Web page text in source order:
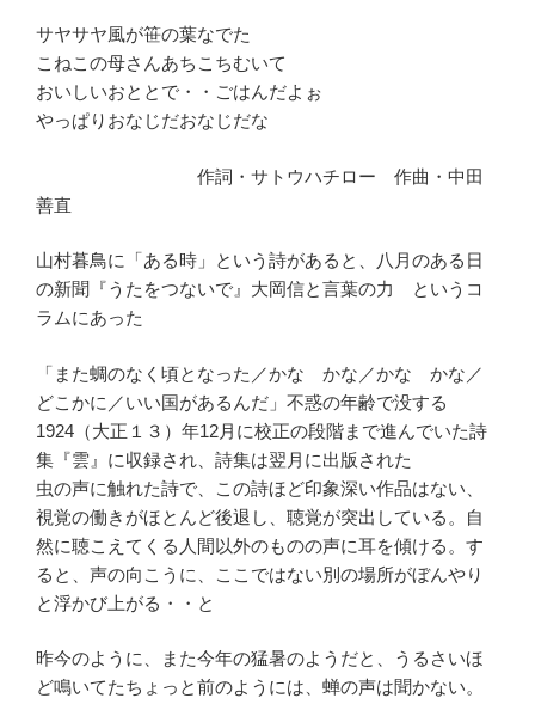
サヤサヤ風が笹の葉なでた
こねこの母さんあちこちむいて
おいしいおととで・・ごはんだよぉ
やっぱりおなじだおなじだな
作詞・サトウハチロー 作曲・中田
善直
山村暮鳥に「ある時」という詩があると、八月のある日
の新聞『うたをつないで』大岡信と言葉の力 というコ
ラムにあった
「また蜩のなく頃となった／かな かな／かな かな／
どこかに／いい国があるんだ」不惑の年齢で没する
1924（大正１３）年12月に校正の段階まで進んでいた詩
集『雲』に収録され、詩集は翌月に出版された
虫の声に触れた詩で、この詩ほど印象深い作品はない、
視覚の働きがほとんど後退し、聴覚が突出している。自
然に聴こえてくる人間以外のものの声に耳を傾ける。す
ると、声の向こうに、ここではない別の場所がぼんやり
と浮かび上がる・・と
昨今のように、また今年の猛暑のようだと、うるさいほ
ど鳴いてたちょっと前のようには、蝉の声は聞かない。